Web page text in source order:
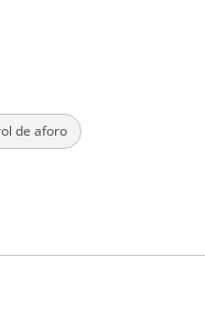
de aforo